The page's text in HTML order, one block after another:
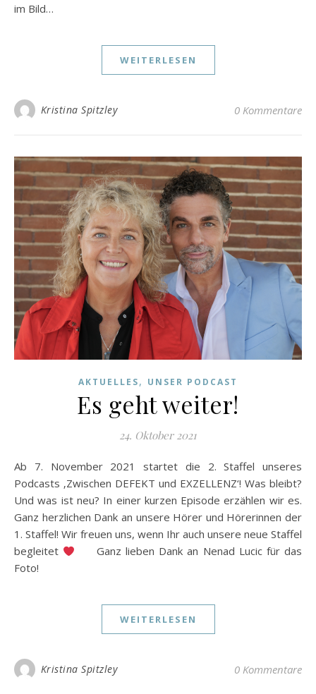
im Bild…
WEITERLESEN
Kristina Spitzley 0 Kommentare
AKTUELLES, UNSER PODCAST
Es geht weiter!
24. Oktober 2021
Ab 7. November 2021 startet die 2. Staffel unseres
Podcasts ‚Zwischen DEFEKT und EXZELLENZ‘! Was bleibt?
Und was ist neu? In einer kurzen Episode erzählen wir es.
Ganz herzlichen Dank an unsere Hörer und Hörerinnen der
1. Staffel! Wir freuen uns, wenn Ihr auch unsere neue Staffel
begleitet
Ganz lieben Dank an Nenad Lucic für das
Foto!
WEITERLESEN
Kristina Spitzley 0 Kommentare